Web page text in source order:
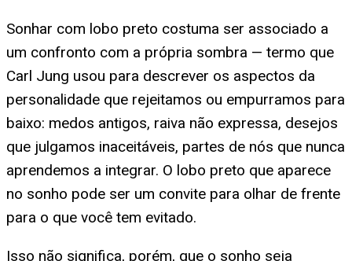
Sonhar com lobo preto costuma ser associado a
um confronto com a própria sombra — termo que
Carl Jung usou para descrever os aspectos da
personalidade que rejeitamos ou empurramos para
baixo: medos antigos, raiva não expressa, desejos
que julgamos inaceitáveis, partes de nós que nunca
aprendemos a integrar. O lobo preto que aparece
no sonho pode ser um convite para olhar de frente
para o que você tem evitado.
Isso não significa, porém, que o sonho seja